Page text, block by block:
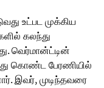
உட்பட முக்கிய
கலந்து
வெர்மான்ட்டின்
கொண்ட பேரணியில்
இவர், முடிந்தவரை